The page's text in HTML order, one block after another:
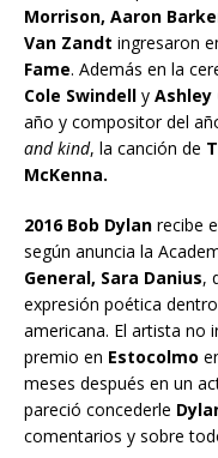
Morrison, Aaron
Van Zandt ingresaron
Fame. Además en la
Cole Swindell y Ashley
año y compositor del
and kind, la canción de
McKenna.
2016 Bob Dylan recibe
según anuncia la
General, Sara Danius,
expresión poética
americana. El artista no
premio en Estocolmo
meses después en un
pareció concederle
comentarios y sobre